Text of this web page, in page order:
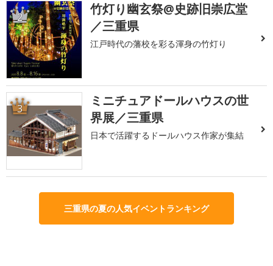
2
竹灯り幽玄祭@史跡旧崇広堂
／三重県
江戸時代の藩校を彩る渾身の竹灯り
3
ミニチュアドールハウスの世
界展／三重県
日本で活躍するドールハウス作家が集結
三重県の夏の人気イベントランキング